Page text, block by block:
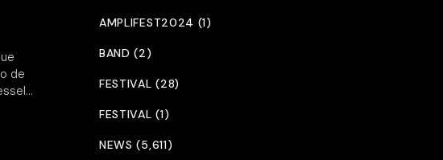
de
AMPLIFEST2024 (1)
BAND (2)
FESTIVAL (28)
FESTIVAL (1)
NEWS (5,611)